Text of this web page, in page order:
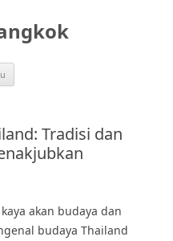
Tradisi dan
akan budaya dan
budaya Thailand